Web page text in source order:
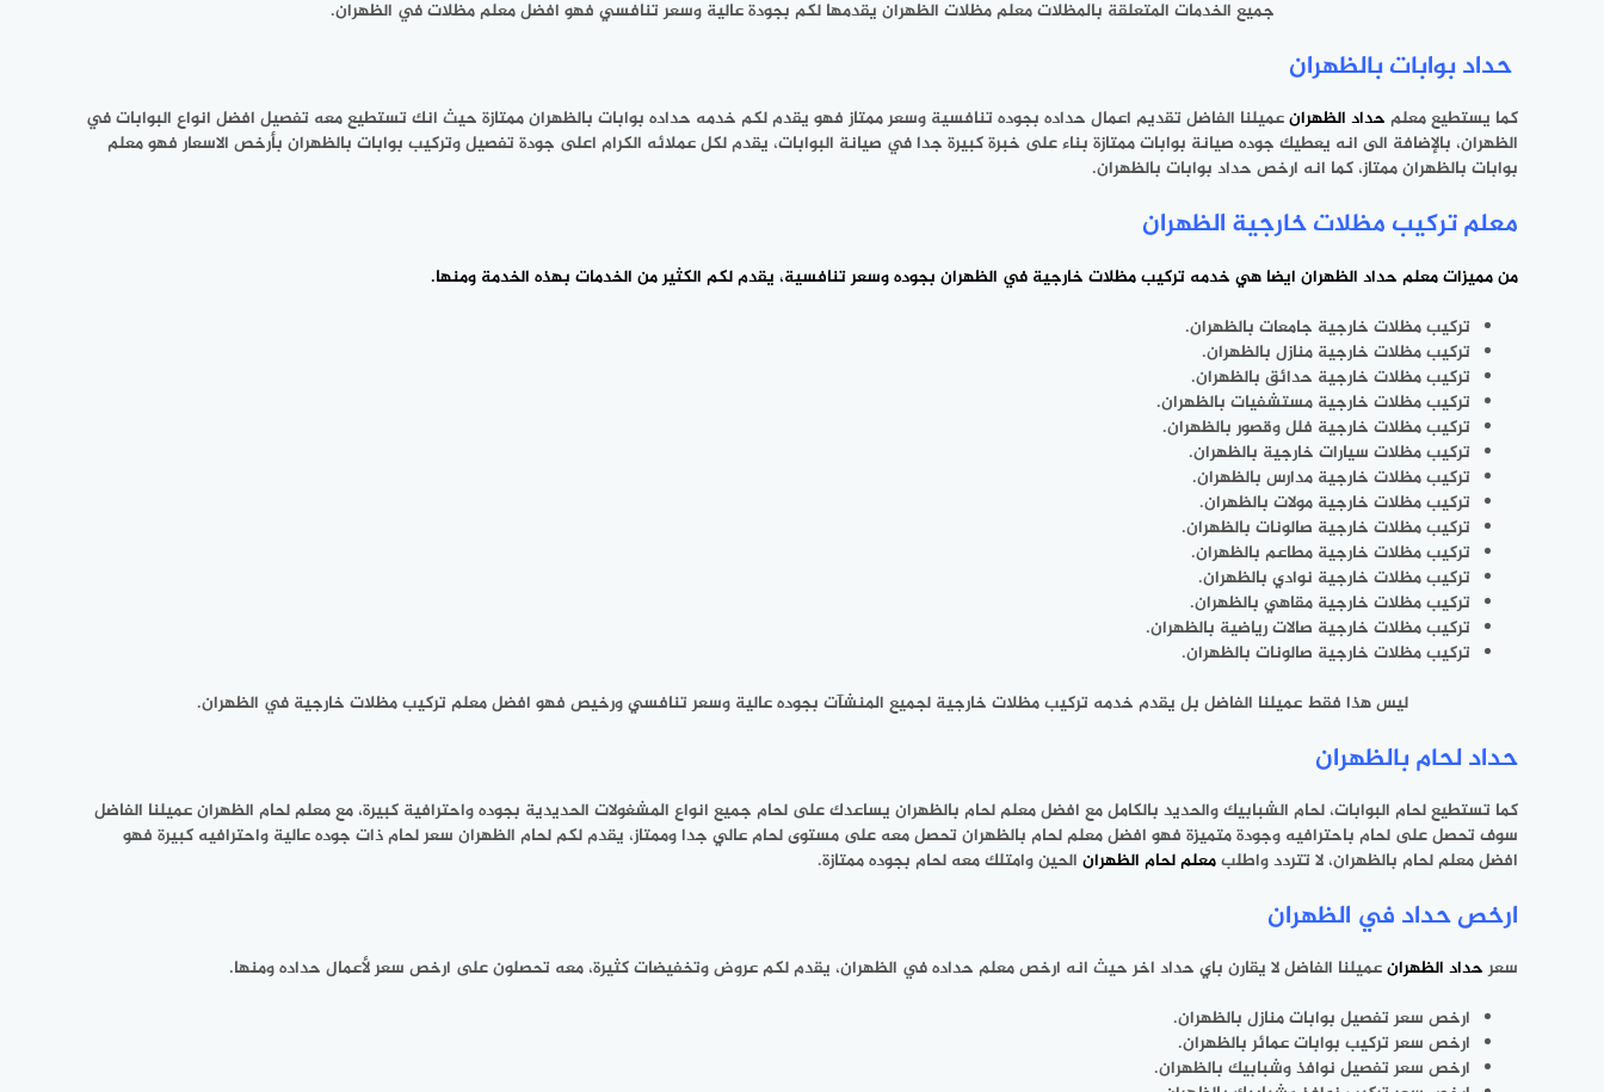
جميع الخدمات المتعلقة بالمظلات معلم مظلات الظهران يقدمها لكم بجودة عالية وسعر تنافسي فهو افضل معلم مظلات في الظهران.
حداد بوابات بالظهران
كما يستطيع معلم حداد الظهرانعميلنا الفاضل تقديم اعمال حداده بجوده تنافسية وسعر ممتاز فهو يقدم لكم خدمه حداده بوابات بالظهران ممتازة حيث انك تستطيع معه تفصيل افضل انواع البوابات في
الظهران، بالإضافة الى انه يعطيك جوده صيانة بوابات ممتازة بناء على خبرة كبيرة جدا في صيانة البوابات، يقدم لكل عملائه الكرام اعلى جودة تفصيل وتركيب بوابات بالظهران بأرخص الاسعار فهو معلم
بوابات بالظهران ممتاز، كما انه ارخص حداد بوابات بالظهران.
معلم تركيب مظلات خارجية الظهران
من مميزات معلم حداد الظهران ايضا هي خدمه تركيب مظلات خارجية في الظهران بجوده وسعر تنافسية، يقدم لكم الكثير من الخدمات بهذه الخدمة ومنها.
تركيب مظلات خارجية جامعات بالظهران.
تركيب مظلات خارجية منازل بالظهران.
تركيب مظلات خارجية حدائق بالظهران.
تركيب مظلات خارجية مستشفيات بالظهران.
تركيب مظلات خارجية فلل وقصور بالظهران.
تركيب مظلات سيارات خارجية بالظهران.
تركيب مظلات خارجية مدارس بالظهران.
تركيب مظلات خارجية مولات بالظهران.
تركيب مظلات خارجية صالونات بالظهران.
تركيب مظلات خارجية مطاعم بالظهران.
تركيب مظلات خارجية نوادي بالظهران.
تركيب مظلات خارجية مقاهي بالظهران.
تركيب مظلات خارجية صالات رياضية بالظهران.
تركيب مظلات خارجية صالونات بالظهران.
ليس هذا فقط عميلنا الفاضل بل يقدم خدمه تركيب مظلات خارجية لجميع المنشآت بجوده عالية وسعر تنافسي ورخيص فهو افضل معلم تركيب مظلات خارجية في الظهران.
حداد لحام بالظهران
كما تستطيع لحام البوابات، لحام الشبابيك والحديد بالكامل مع افضل معلم لحام بالظهران يساعدك على لحام جميع انواع المشغولات الحديدية بجوده واحترافية كبيرة، مع معلم لحام الظهران عميلنا الفاضل
سوف تحصل على لحام باحترافيه وجودة متميزة فهو افضل معلم لحام بالظهران تحصل معه على مستوى لحام عالي جدا وممتاز، يقدم لكم لحام الظهران سعر لحام ذات جوده عالية واحترافيه كبيرة فهو
افضل معلم لحام بالظهران، لا تتردد واطلبمعلم لحام الظهران الحين وامتلك معه لحام بجوده ممتازة.
ارخص حداد في الظهران
سعرحداد الظهرانعميلنا الفاضل لا يقارن باي حداد اخر حيث انه ارخص معلم حداده في الظهران، يقدم لكم عروض وتخفيضات كثيرة، معه تحصلون على ارخص سعر لأعمال حداده ومنها.
ارخص سعر تفصيل بوابات منازل بالظهران.
ارخص سعر تركيب بوابات عمائر بالظهران.
ارخص سعر تفصيل نوافذ وشبابيك بالظهران.